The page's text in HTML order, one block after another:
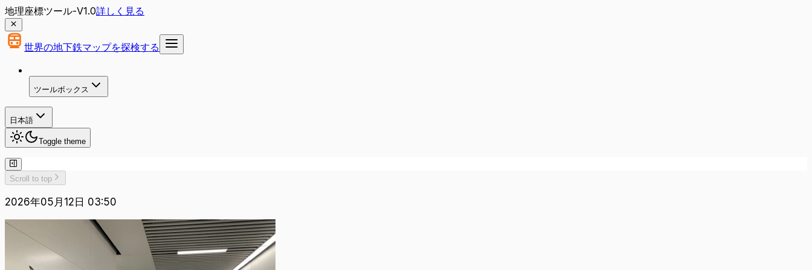
地理座標ツール-V1.0詳しく見る
世界の地下鉄マップを探検する
ツールボックス
日本語
Toggle theme
Scroll to top
2026年05月12日 03:50